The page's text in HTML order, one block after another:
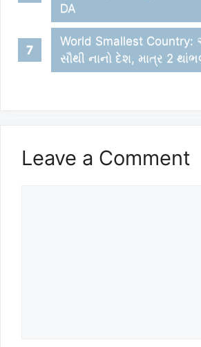
DA
World Smallest Country:
સૌથી નાનો દેશ, માત્ર 2
Leave a Comment